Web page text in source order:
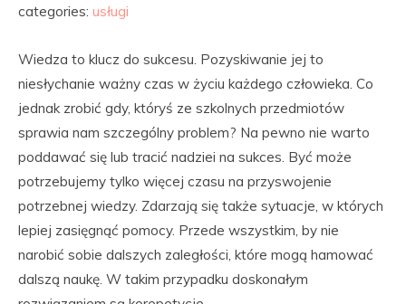
categories: usługi
Wiedza to klucz do sukcesu. Pozyskiwanie jej to
niesłychanie ważny czas w życiu każdego człowieka. Co
jednak zrobić gdy, któryś ze szkolnych przedmiotów
sprawia nam szczególny problem? Na pewno nie warto
poddawać się lub tracić nadziei na sukces. Być może
potrzebujemy tylko więcej czasu na przyswojenie
potrzebnej wiedzy. Zdarzają się także sytuacje, w których
lepiej zasięgnąć pomocy. Przede wszystkim, by nie
narobić sobie dalszych zaległości, które mogą hamować
dalszą naukę. W takim przypadku doskonałym